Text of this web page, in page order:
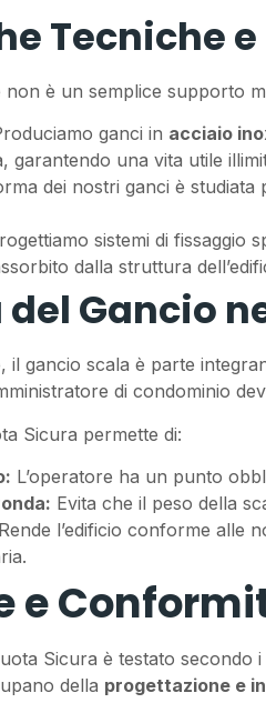
Tecniche
è un semplice supporto
ganci in acciaio
garantendo una vita utile
dei nostri ganci è
sistemi di fissaggio
dalla struttura
Gancio
il gancio scala è parte
di condominio
Sicura permette di:
L’operatore ha un punto
Evita che il peso della
Rende l’edificio conforme alle
Sicura è testato secondo
della progettazione e